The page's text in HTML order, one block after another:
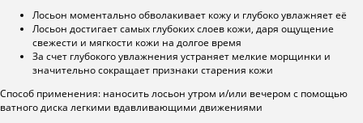
Лосьон моментально обволакивает кожу и глубоко увлажняет её
Лосьон достигает самых глубоких слоев кожи, даря ощущение
свежести и мягкости кожи на долгое время
За счет глубокого увлажнения устраняет мелкие морщинки и
значительно сокращает признаки старения кожи
Способ применения: наносить лосьон утром и/или вечером с помощью
ватного диска легкими вдавливающими движениями